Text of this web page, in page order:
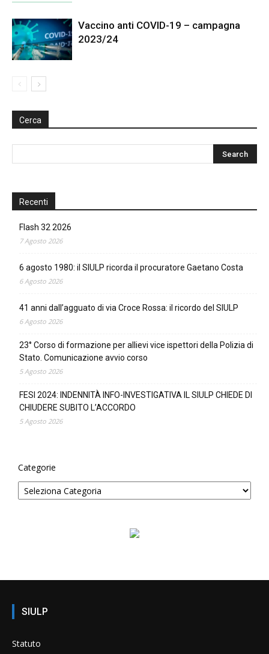
Vaccino anti COVID-19 – campagna
2023/24
Cerca
Recenti
Flash 32 2026
7 Agosto 2026
6 agosto 1980: il SIULP ricorda il procuratore Gaetano Costa
6 Agosto 2026
41 anni dall’agguato di via Croce Rossa: il ricordo del SIULP
6 Agosto 2026
23° Corso di formazione per allievi vice ispettori della Polizia di
Stato. Comunicazione avvio corso
5 Agosto 2026
FESI 2024: INDENNITÀ INFO-INVESTIGATIVA IL SIULP CHIEDE DI
CHIUDERE SUBITO L’ACCORDO
5 Agosto 2026
Categorie
SIULP
Statuto